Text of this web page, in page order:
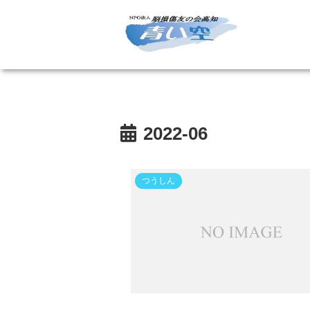
2022-06
つうしん